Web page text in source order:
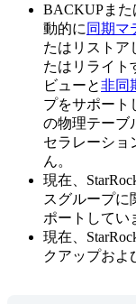
BACKUPまた
動的に 同期マ
たはリストア
たはリライト
ビューと非同
プをサポート
の物理テーブ
セラレーショ
ん。
現在、
スグループに
ポートしてい
現在、
クアップおよ